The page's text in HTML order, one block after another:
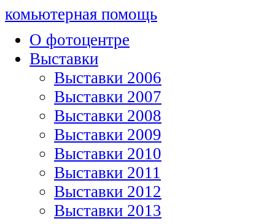
комьютерная помощь
О фотоцентре
Выставки
Выставки 2006
Выставки 2007
Выставки 2008
Выставки 2009
Выставки 2010
Выставки 2011
Выставки 2012
Выставки 2013